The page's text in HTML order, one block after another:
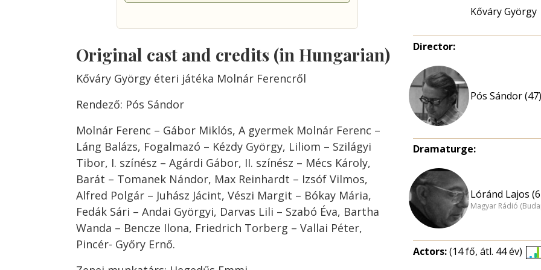
Original cast and credits (in Hungarian)
Kőváry György éteri játéka Molnár Ferencről
Rendező: Pós Sándor
Molnár Ferenc – Gábor Miklós, A gyermek Molnár Ferenc –
Láng Balázs, Fogalmazó – Kézdy György, Liliom – Szilágyi
Tibor, I. színész – Agárdi Gábor, II. színész – Mécs Károly,
Barát – Tomanek Nándor, Max Reinhardt – Izsóf Vilmos,
Alfred Polgár – Juhász Jácint, Vészi Margit – Bókay Mária,
Fedák Sári – Andai Györgyi, Darvas Lili – Szabó Éva, Bartha
Wanda – Bencze Ilona, Friedrich Torberg – Vallai Péter,
Pincér- Győry Ernő.
Kőváry György
Director:
Pós Sándor (47)
Dramaturge:
Lóránd Lajos
Magyar Rádió
Actors:(14 fő, átl. 44 év)